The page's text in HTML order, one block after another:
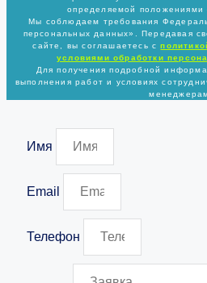
определяемой положениями
Мы соблюдаем требования
персональных данных». Передавая
сайте, вы соглашаетесь с
условиями обработки
Для получения подробной
выполнения работ и условиях
Имя
Email
Телефон